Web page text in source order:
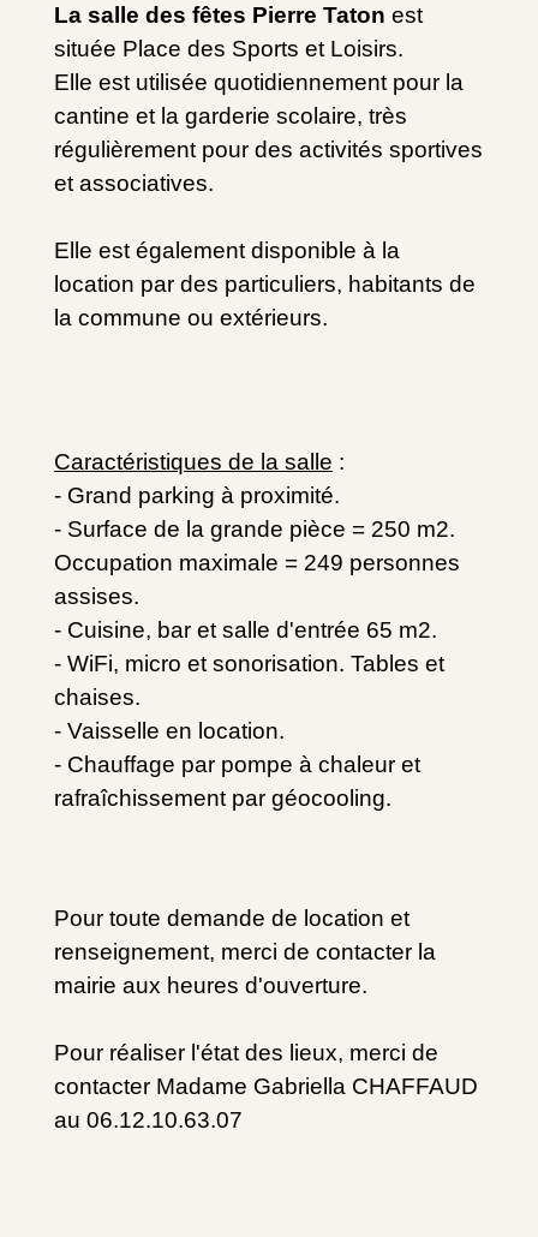
La salle des fêtes Pierre Taton est
située Place des Sports et Loisirs.
Elle est utilisée quotidiennement pour la
cantine et la garderie scolaire, très
régulièrement pour des activités sportives
et associatives.
Elle est également disponible à la
location par des particuliers, habitants de
la commune ou extérieurs.
Caractéristiques de la salle :
- Grand parking à proximité.
- Surface de la grande pièce = 250 m2.
Occupation maximale = 249 personnes
assises.
- Cuisine, bar et salle d'entrée 65 m2.
- WiFi, micro et sonorisation. Tables et
chaises.
- Vaisselle en location.
- Chauffage par pompe à chaleur et
rafraîchissement par géocooling.
Pour toute demande de location et
renseignement, merci de contacter la
mairie aux heures d'ouverture.
Pour réaliser l'état des lieux, merci de
contacter Madame Gabriella CHAFFAUD
au 06.12.10.63.07